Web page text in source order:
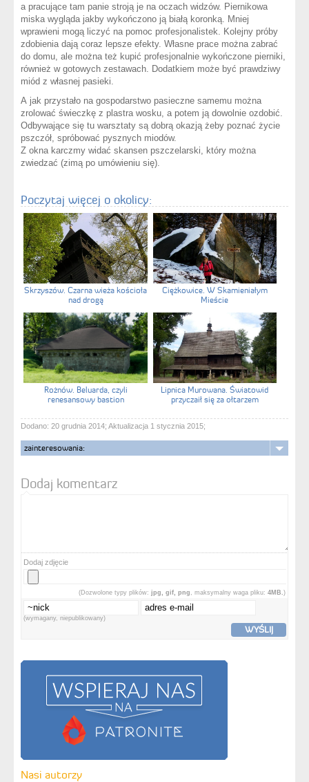
a pracujące tam panie stroją je na oczach widzów. Piernikowa
miska wygląda jakby wykończono ją białą koronką. Mniej
wprawieni mogą liczyć na pomoc profesjonalistek. Kolejny próby
zdobienia dają coraz lepsze efekty. Własne prace można zabrać
do domu, ale można też kupić profesjonalnie wykończone pierniki,
również w gotowych zestawach. Dodatkiem może być prawdziwy
miód z własnej pasieki.
A jak przystało na gospodarstwo pasieczne samemu można
zrolować świeczkę z plastra wosku, a potem ją dowolnie ozdobić.
Odbywające się tu warsztaty są dobrą okazją żeby poznać życie
pszczół, spróbować pysznych miodów.
Z okna karczmy widać skansen pszczelarski, który można
zwiedzać (zimą po umówieniu się).
Poczytaj więcej o okolicy:
Skrzyszów. Czarna wieża kościoła
nad drogą
Ciężkowice. W Skamieniałym
Mieście
Rożnów. Beluarda, czyli
renesansowy bastion
Lipnica Murowana. Światowid
przyczaił się za ołtarzem
Dodano: 20 grudnia 2014; Aktualizacja 1 stycznia 2015;
zainteresowania:
Dodaj komentarz
Dodaj zdjęcie
(Dozwolone typy plików: jpg, gif, png , maksymalny waga pliku: 4MB. )
(wymagany, niepublikowany)
WYŚLIJ
Nasi autorzy